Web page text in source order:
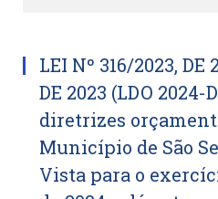
LEI Nº 316/2023, DE
DE 2023 (LDO 2024-
diretrizes
Município de São
Vista para o